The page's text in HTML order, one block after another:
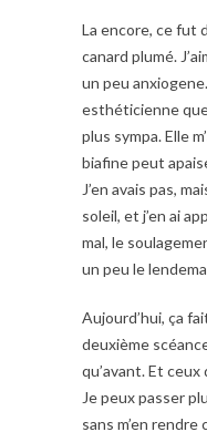
La encore, ce fut
canard plumé.
un peu
esthéticienne
plus sympa. Elle
biafine peut
J’en avais pas,
soleil, et j’en ai
mal, le
un peu le
Aujourd’hui, ça
deuxième
qu’avant. Et
Je peux passer
sans m’en